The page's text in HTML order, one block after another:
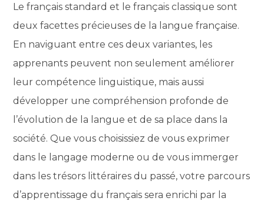
Le français standard et le français classique sont
deux facettes précieuses de la langue française.
En naviguant entre ces deux variantes, les
apprenants peuvent non seulement améliorer
leur compétence linguistique, mais aussi
développer une compréhension profonde de
l’évolution de la langue et de sa place dans la
société. Que vous choisissiez de vous exprimer
dans le langage moderne ou de vous immerger
dans les trésors littéraires du passé, votre parcours
d’apprentissage du français sera enrichi par la